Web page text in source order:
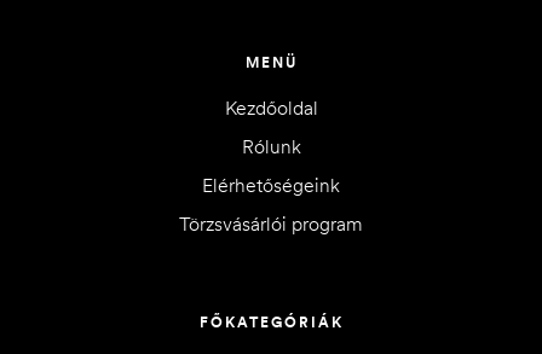
MENÜ
Kezdőoldal
Rólunk
Elérhetőségeink
Törzsvásárlói program
FŐKATEGÓRIÁK